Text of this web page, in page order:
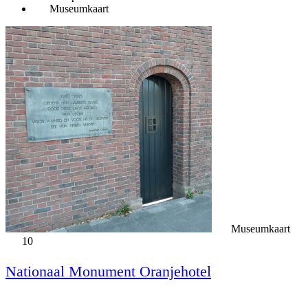
Museumkaart
Museumkaart
10
Nationaal Monument Oranjehotel